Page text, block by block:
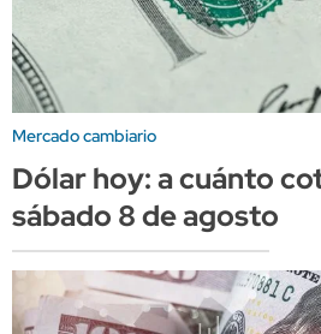
Mercado cambiario
Dólar hoy: a cuánto
sábado 8 de agosto